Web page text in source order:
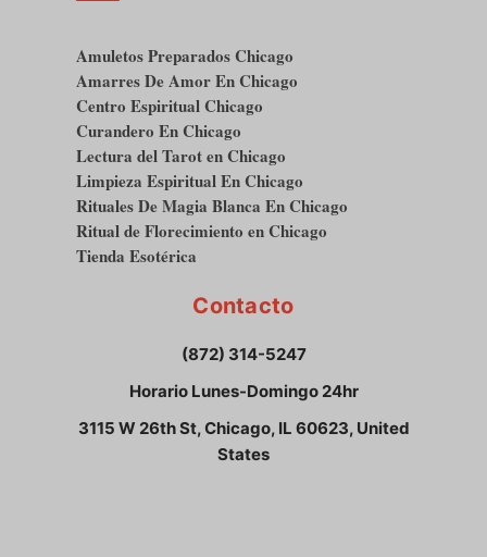
Amuletos Preparados Chicago
Amarres De Amor En Chicago
Centro Espiritual Chicago
Curandero En Chicago
Lectura del Tarot en Chicago
Limpieza Espiritual En Chicago
Rituales De Magia Blanca En Chicago
Ritual de Florecimiento en Chicago
Tienda Esotérica
Contacto
(872) 314-5247
Horario Lunes-Domingo 24hr
3115 W 26th St, Chicago, IL 60623, United
States